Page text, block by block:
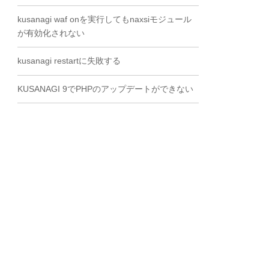
kusanagi waf onを実行してもnaxsiモジュール
が有効化されない
kusanagi restartに失敗する
KUSANAGI 9でPHPのアップデートができない